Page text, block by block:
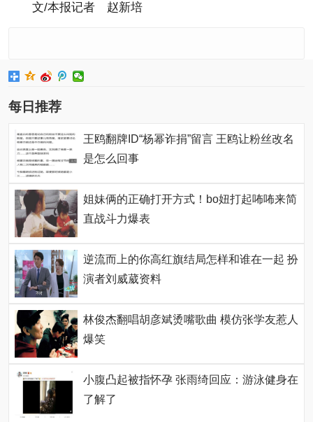
文/本报记者 赵新培
每日推荐
王鸥翻牌ID“杨幂诈捐”留言 王鸥让粉丝改名
是怎么回事
姐妹俩的正确打开方式！bo妞打起咘咘来简
直战斗力爆表
逆流而上的你高红旗结局怎样和谁在一起 扮
演者刘威葳资料
林俊杰翻唱胡彦斌烫嘴歌曲 模仿张学友惹人
爆笑
小腹凸起被指怀孕 张雨绮回应：游泳健身在
了解了